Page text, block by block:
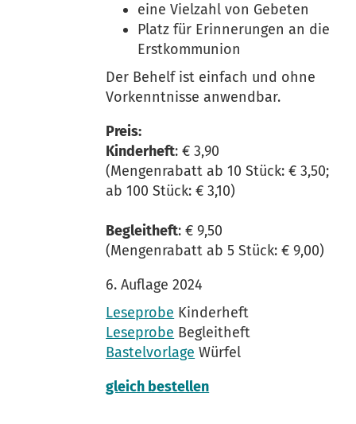
eine Vielzahl von Gebeten
Platz für Erinnerungen an die
Erstkommunion
Der Behelf ist einfach und ohne
Vorkenntnisse anwendbar.
Preis:
Kinderheft: € 3,90
(Mengenrabatt ab 10 Stück: € 3,50;
ab 100 Stück: € 3,10)
Begleitheft: € 9,50
(Mengenrabatt ab 5 Stück: € 9,00)
6. Auflage 2024
Leseprobe Kinderheft
Leseprobe ​​​​​​​ Begleitheft
Bastelvorlage Würfel
gleich bestellen